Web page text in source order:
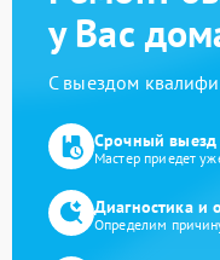
у Вас
С выездом
Срочный выезд
Мастер приедет
Диагностика и
Определим